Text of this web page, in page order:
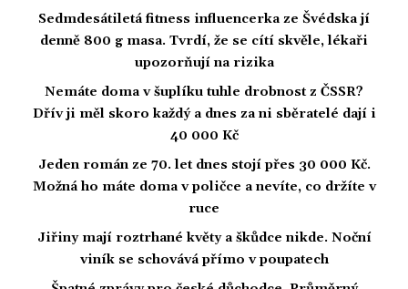
Sedmdesátiletá fitness influencerka ze Švédska jí
denně 800 g masa. Tvrdí, že se cítí skvěle, lékaři
upozorňují na rizika
Nemáte doma v šuplíku tuhle drobnost z ČSSR?
Dřív ji měl skoro každý a dnes za ni sběratelé dají i
40 000 Kč
Jeden román ze 70. let dnes stojí přes 30 000 Kč.
Možná ho máte doma v poličce a nevíte, co držíte v
ruce
Jiřiny mají roztrhané květy a škůdce nikde. Noční
viník se schovává přímo v poupatech